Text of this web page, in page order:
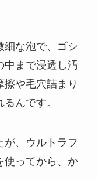
細な泡で、ゴシ
中まで浸透し汚
や毛穴詰まり
るんです。
が、ウルトラフ
使ってから、か